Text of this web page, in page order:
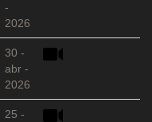
-
2026
30 -
abr -
2026
25 -